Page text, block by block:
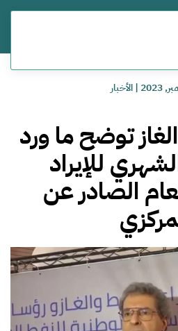
|الأخبار
توضح ما ورد
للإيراد
الصادر عن